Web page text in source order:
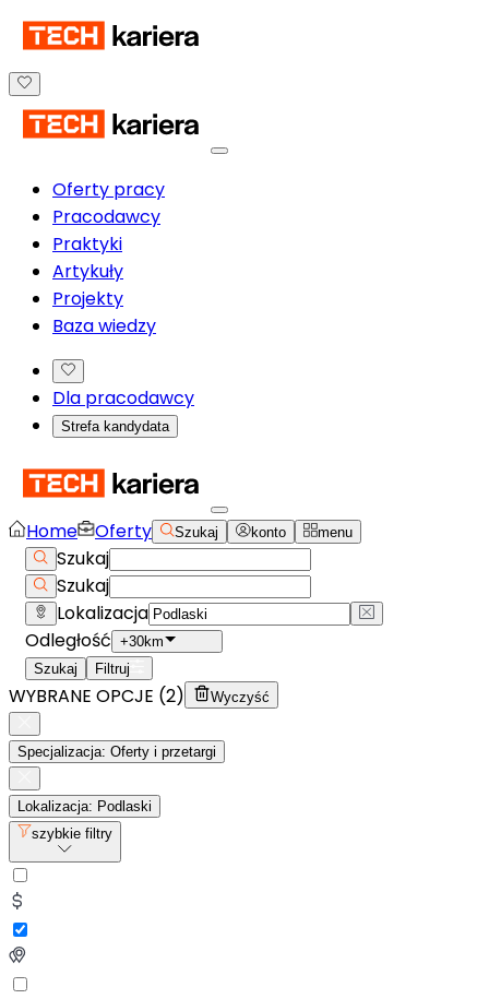
Oferty pracy
Pracodawcy
Praktyki
Artykuły
Projekty
Baza wiedzy
Dla pracodawcy
Strefa kandydata
Home Oferty Szukaj konto menu
Szukaj
Szukaj
Lokalizacja
Odległość +30km
Szukaj
Filtruj
WYBRANE OPCJE (2) Wyczyść
Specjalizacja: Oferty i przetargi
Lokalizacja: Podlaski
szybkie filtry